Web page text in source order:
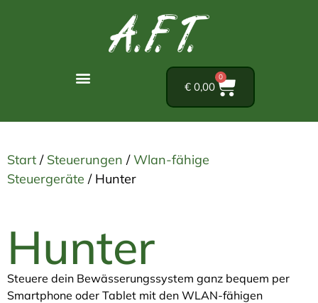
€ 0,00
0
Start / Steuerungen /Wlan-fähige
Steuergeräte / Hunter
Hunter
Steuere dein Bewässerungssystem ganz bequem per
Smartphone oder Tablet mit den WLAN-fähigen